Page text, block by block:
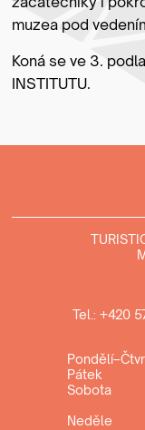
muzea pod
Koná se ve 3.
INSTITUTU.
Tel.: +420
Pátek
Sobota
Neděle